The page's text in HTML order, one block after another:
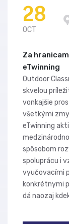
28
OCT
Za
eTwinning
Outdoor
skvelou
vonkajšie
všetkými
eTwinning
spôsobom
spoluprácu i
vyučovacími
konkrétnymi
dá naozaj